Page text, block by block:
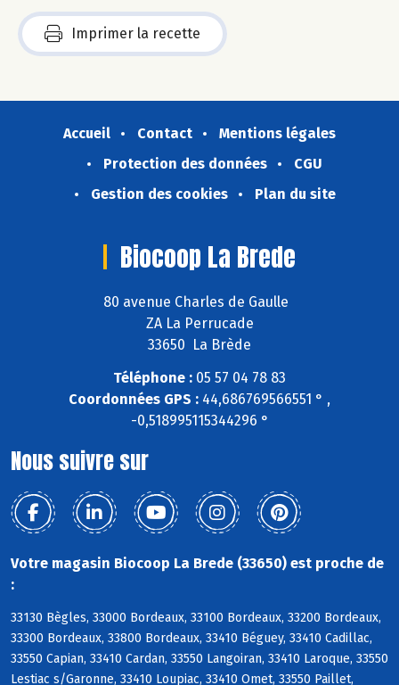
Imprimer la recette
Accueil Contact
Mentions légales
Protection des données
CGU
Gestion des cookies
Plan du site
Biocoop La Brede
80 avenue Charles de Gaulle
ZA La Perrucade
33650 La Brède
Téléphone : 05 57 04 78 83
Coordonnées GPS : 44,686769566551 ° ,
-0,518995115344296 °
Nous suivre sur
Votre magasin Biocoop La Brede (33650) est proche de
:
33130 Bègles, 33000 Bordeaux, 33100 Bordeaux, 33200 Bordeaux,
33300 Bordeaux, 33800 Bordeaux, 33410 Béguey, 33410 Cadillac,
33550 Capian, 33410 Cardan, 33550 Langoiran, 33410 Laroque, 33550
Lestiac s/Garonne, 33410 Loupiac, 33410 Omet, 33550 Paillet,